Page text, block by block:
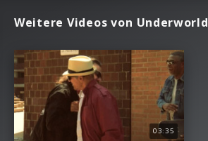
Weitere Videos von Underworld
03:35